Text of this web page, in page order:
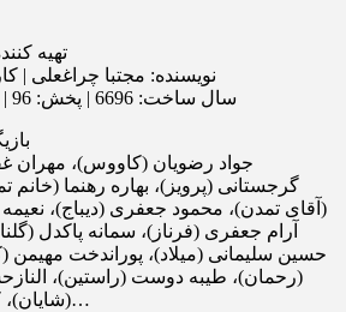
تهیه‌
نویسنده: مجتبا چراغعلی |
سال ساخت: 6696 | پخش: 96 | پخش کننده : کول دانلود
جواد رضویان (کاووس)، مهران
گرجستانى (پرویز)، بهاره رهنما
(آقاى تمدن)، محمود جعفرى (دیباج)،
آرام جعفرى (فرناز)، سمانه پاکدل
حسین سلیمانى (میلاد)، پوراندخت
(رحمان)، طیبه دوست (راستین)،
(شایان)، کاظم افرندنیا (افشار) و…